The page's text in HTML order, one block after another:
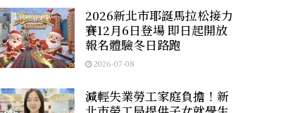
2026新北市耶誕馬拉松接力
賽12月6日登場 即日起開放
報名體驗冬日路跑
2026-07-08
減輕失業勞工家庭負擔！新